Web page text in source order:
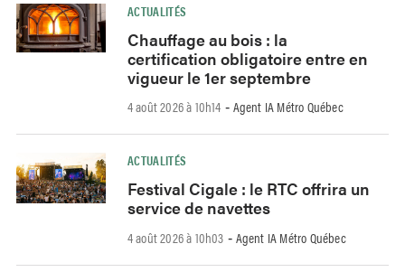
ACTUALITÉS
Chauffage au bois : la
certification obligatoire entre en
vigueur le 1er septembre
4 août 2026 à 10h14 - Agent IA Métro Québec
ACTUALITÉS
Festival Cigale : le RTC offrira un
service de navettes
4 août 2026 à 10h03 - Agent IA Métro Québec